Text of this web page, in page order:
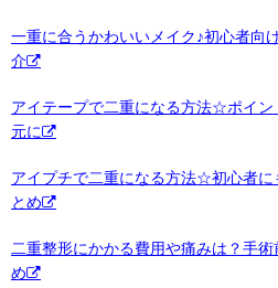
一重に合うかわいいメイク♪初心者向
介
アイテープで二重になる方法☆ポイン
元に
アイプチで二重になる方法☆初心者に
とめ
二重整形にかかる費用や痛みは？手
め